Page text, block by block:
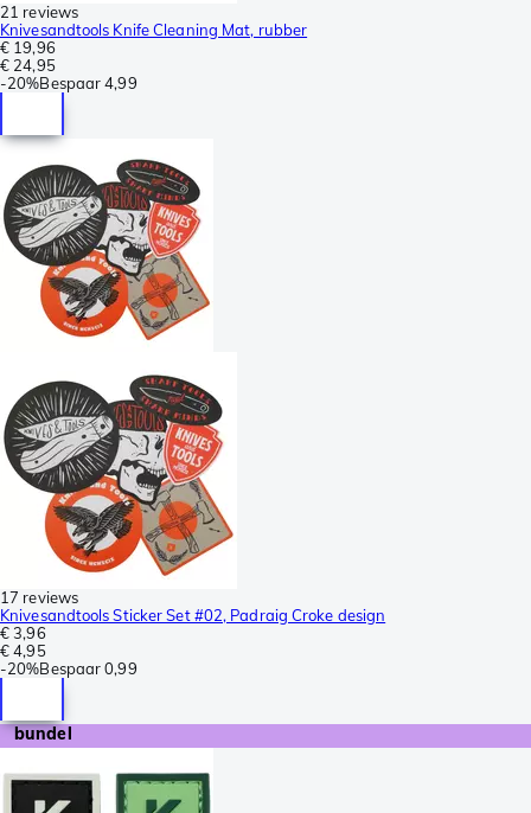
21 reviews
Knivesandtools Knife Cleaning Mat, rubber
€ 19,96
€ 24,95
-20%Bespaar 4,99
17 reviews
Knivesandtools Sticker Set #02, Padraig Croke design
€ 3,96
€ 4,95
-20%Bespaar 0,99
bundel